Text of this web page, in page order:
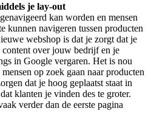
je lay-out
kan worden en mensen
kunnen navigeren tussen producten
webshop is dat je zorgt dat je
over jouw bedrijf en je
in Google vergaren. Het is nou
op zoek gaan naar producten
dat je hoog geplaatst staat in
klanten je vinden des te groter.
verder dan de eerste pagina